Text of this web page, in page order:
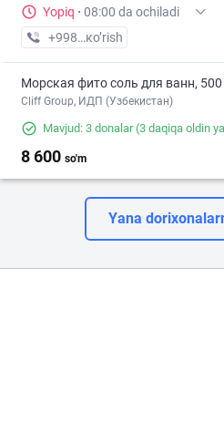
Yopiq · 08:00 da ochiladi
+998 (90) XXX-XX-XX
кo’rish
Морская фито соль для ванн, 500
Cliff Group, ИДП (Узбекистан)
Mavjud: 3 donalar(3 daqiqa oldin
8 600 so'm
Yana